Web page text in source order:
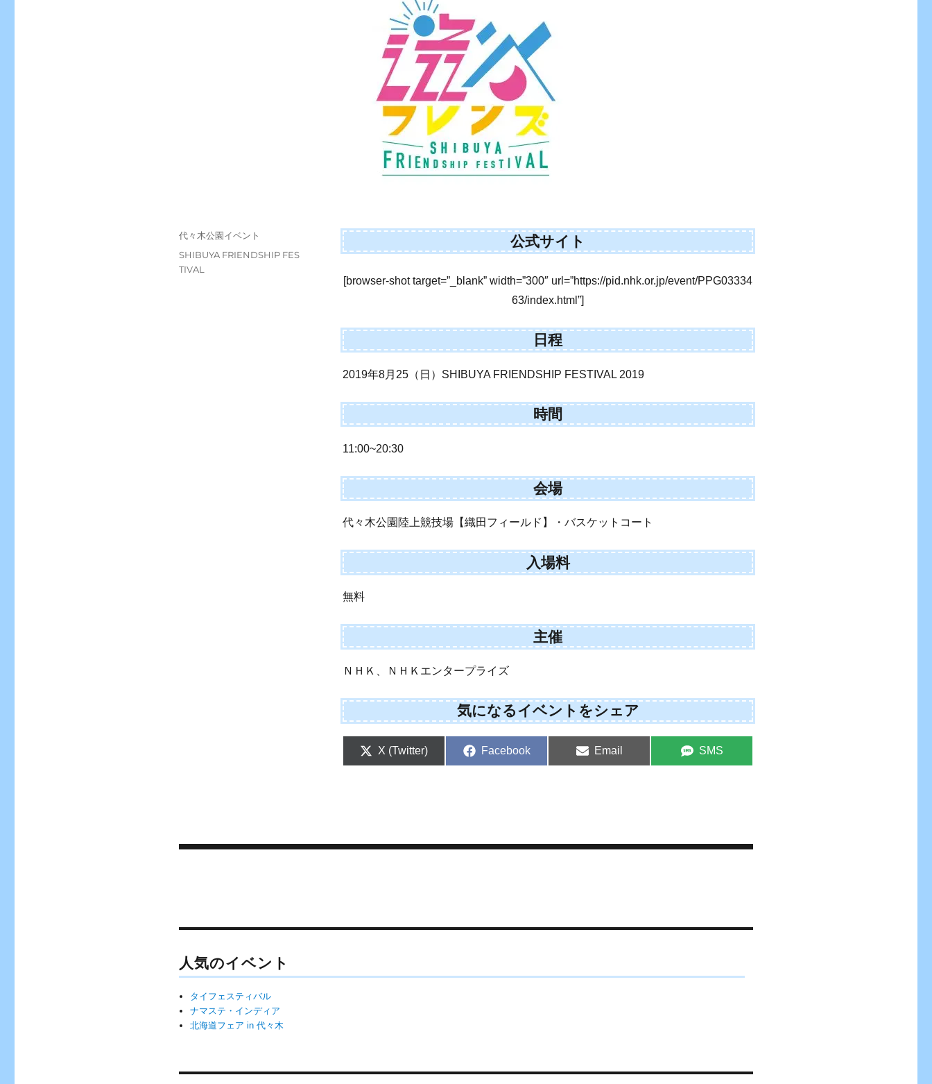
公式サイト
[browser-shot target=”_blank” width=”300″ url=”https://pid.nhk.or.jp/event/PPG03334
63/index.html”]
日程
2019年8月25（日）SHIBUYA FRIENDSHIP FESTIVAL 2019
時間
11:00~20:30
会場
代々木公園陸上競技場【織田フィールド】・バスケットコート
入場料
無料
主催
ＮＨＫ、ＮＨＫエンタープライズ
気になるイベントをシェア
Share
X (Twitter)
Share
Facebook
Share
Email
Share
SMS
投
日:
カ
代々木公園イベント
タ
グ
SHIBUYA FRIENDSHIP FES
TIVAL
ゲ
ー
シ
ョ
人気のイベント
タイフェスティバル
ナマステ・インディア
北海道フェア in 代々木